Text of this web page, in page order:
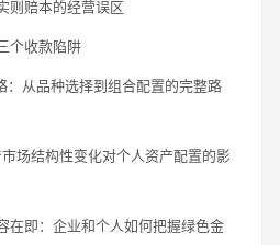
则赔本的经营误区
个收款陷阱
：从品种选择到组合配置的完整路
场结构性变化对个人资产配置的影
在即：企业和个人如何把握绿色金